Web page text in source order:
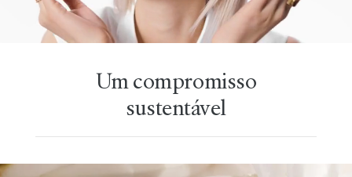
Um compromisso
sustentável